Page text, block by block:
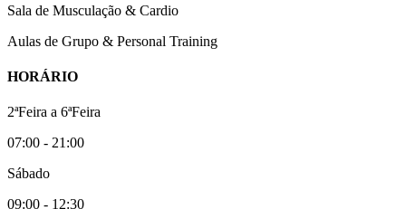
Sala de Musculação & Cardio
Aulas de Grupo & Personal Training
HORÁRIO
2ªFeira a 6ªFeira
07:00 - 21:00
Sábado
09:00 - 12:30